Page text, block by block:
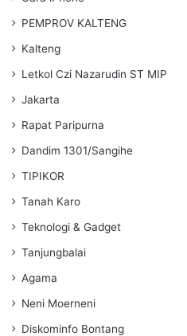
PEMPROV KALTENG
Kalteng
Letkol Czi Nazarudin ST MIP
Jakarta
Rapat Paripurna
Dandim 1301/Sangihe
TIPIKOR
Tanah Karo
Teknologi & Gadget
Tanjungbalai
Agama
Neni Moerneni
Diskominfo Bontang